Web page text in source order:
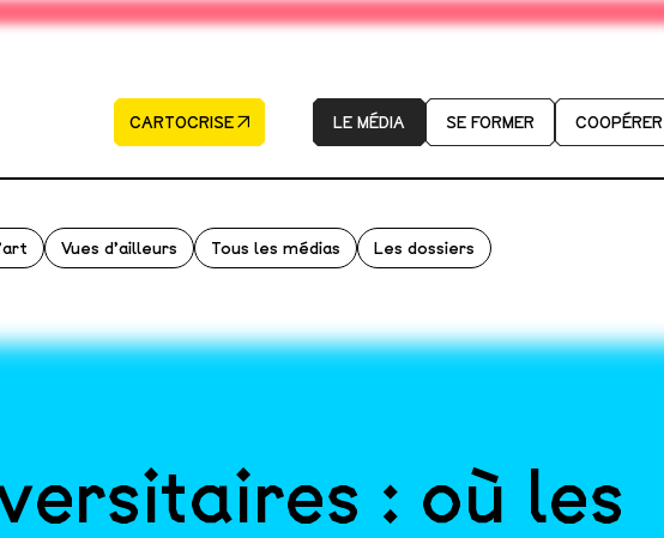
CARTOCRISE LE MÉDIA SE FORMER COOPÉRER
Vues d’ailleurs Tous les médias Les dossiers
: où les